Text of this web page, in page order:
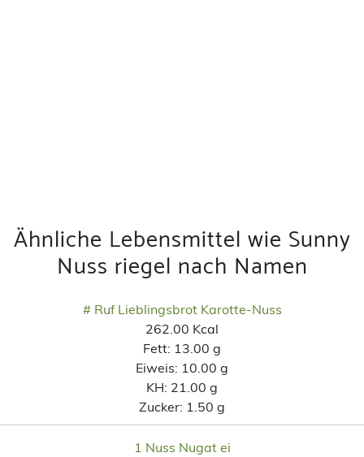
Ähnliche Lebensmittel wie Sunny
Nuss riegel nach Namen
# Ruf Lieblingsbrot Karotte-Nuss
262.00 Kcal
Fett: 13.00 g
Eiweis: 10.00 g
KH: 21.00 g
Zucker: 1.50 g
1 Nuss Nugat ei